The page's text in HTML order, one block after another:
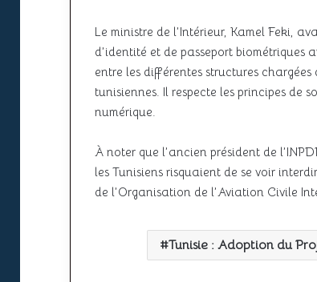
Le ministre de l’Intérieur, Kamel Feki,
d’identité et de passeport
entre les différentes structures chargées
tunisiennes. Il respecte les principes
numérique.
À noter que l’ancien président de
les Tunisiens risquaient de se voir
de l’Organisation de l’Aviation Civile
Tunisie : Adoption du